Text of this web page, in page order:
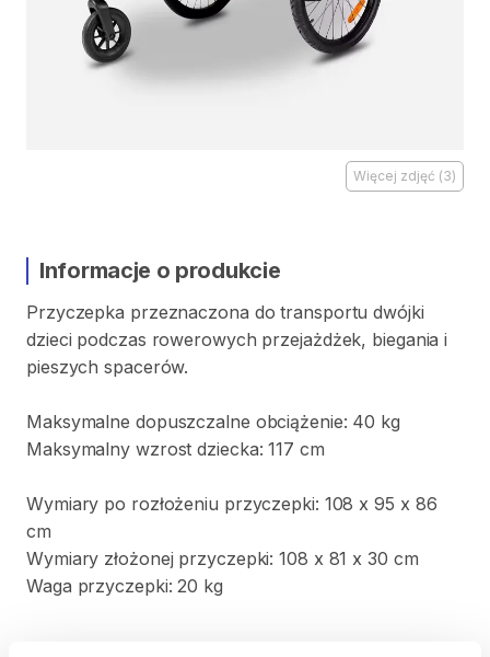
Więcej zdjęć (3)
Informacje o produkcie
Przyczepka przeznaczona do transportu dwójki
dzieci podczas rowerowych przejażdżek​​,​ biegania i
pieszych spacerów.
Maksymalne dopuszczalne obciążenie: 40 kg
Maksymalny wzrost dziecka: 117 cm
Wymiary po rozłożeniu przyczepki: 108 x 95 x 86
cm
Wymiary złożonej przyczepki: 108 x 81 x 30 cm
Waga przyczepki: 20 kg